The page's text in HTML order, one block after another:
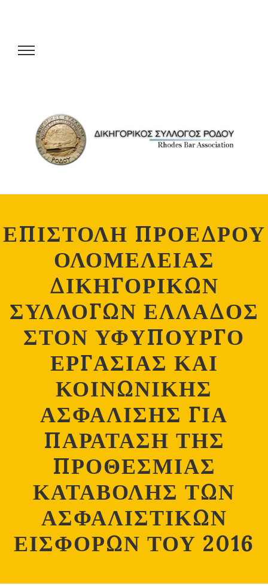
ΕΠΙΣΤΟΛΗ ΠΡΟΕΔΡΟΥ
ΟΛΟΜΕΛΕΙΑΣ
ΔΙΚΗΓΟΡΙΚΩΝ
ΣΥΛΛΟΓΩΝ ΕΛΛΑΔΟΣ
ΣΤΟΝ ΥΦΥΠΟΥΡΓΟ
ΕΡΓΑΣΙΑΣ ΚΑΙ
ΚΟΙΝΩΝΙΚΗΣ
ΑΣΦΑΛΙΣΗΣ ΓΙΑ
ΠΑΡΑΤΑΣΗ ΤΗΣ
ΠΡΟΘΕΣΜΙΑΣ
ΚΑΤΑΒΟΛΗΣ ΤΩΝ
ΑΣΦΑΛΙΣΤΙΚΩΝ
ΕΙΣΦΟΡΩΝ ΤΟΥ 2016